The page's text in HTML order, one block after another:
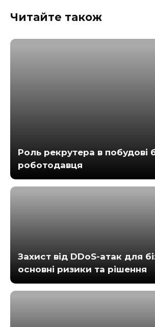
Читайте також
Роль рекрутера в побудові
роботодавця
Захист від DDoS-атак для
основні ризики та рішення